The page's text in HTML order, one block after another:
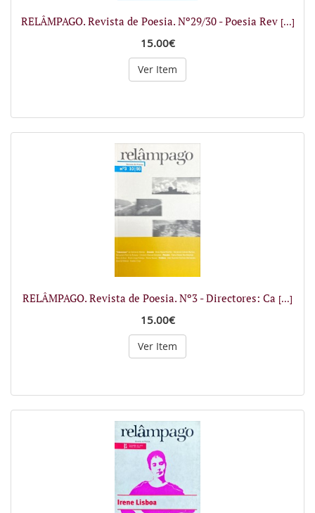
RELÂMPAGO. Revista de Poesia. Nº29/30 - Poesia Rev [...]
15.00€
Ver Item
RELÂMPAGO. Revista de Poesia. Nº3 - Directores: Ca [...]
15.00€
Ver Item